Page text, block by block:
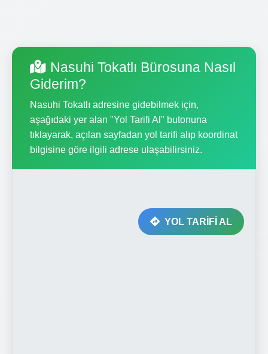
Nasuhi Tokatlı Bürosuna Nasıl
Giderim?
Nasuhi Tokatlı adresine gidebilmek için,
aşağıdaki yer alan "Yol Tarifi Al" butonuna
tıklayarak, açılan sayfadan yol tarifi alıp koordinat
bilgisine göre ilgili adrese ulaşabilirsiniz.
YOL TARİFİ AL